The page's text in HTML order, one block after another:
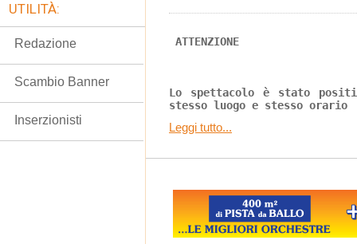
ATTENZIONE
Lo spettacolo è stato
stesso luogo e stesso orario
Leggi tutto...
UTILITÀ:
Redazione
Scambio Banner
Inserzionisti